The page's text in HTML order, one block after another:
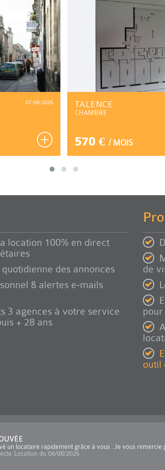
07-08-2026 TALENCE
CHAMBRE
570 €/ MOIS
location 100% en direct
des annonces
& alertes e-mails
3 agences à votre service
+ 28 ans
de
outil
un locataire rapidement grâce à vous . Je vous
Location du 06/08/2026